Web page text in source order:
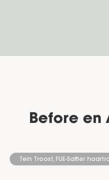
Before en
Tein Troost, FUE-Saffier